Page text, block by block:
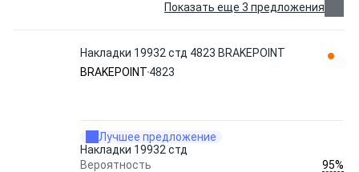
Показать еще 3 предложения
Накладки 19932 стд 4823 BRAKEPOINT
BRAKEPOINT 4823
Лучшее предложение
Накладки 19932 стд
Вероятность
95%